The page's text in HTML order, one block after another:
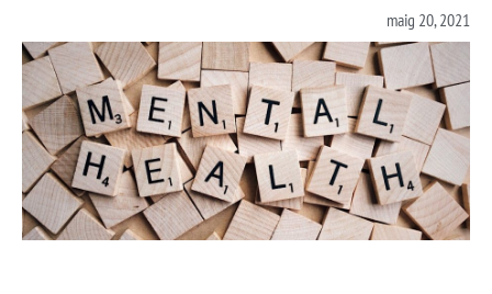
maig 20, 2021